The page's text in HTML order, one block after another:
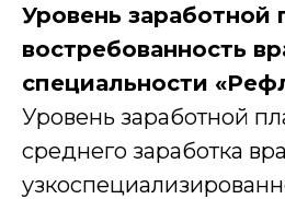
Уровень заработной
востребованность
специальности
Уровень заработной
среднего заработка